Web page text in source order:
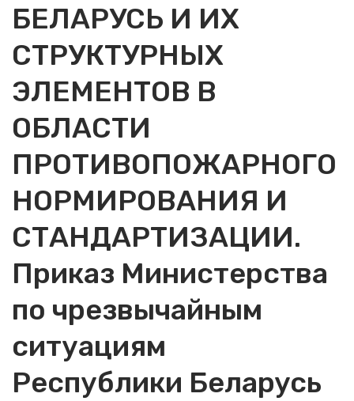
БЕЛАРУСЬ И ИХ
СТРУКТУРНЫХ
ЭЛЕМЕНТОВ В
ОБЛАСТИ
ПРОТИВОПОЖАРНОГО
НОРМИРОВАНИЯ И
СТАНДАРТИЗАЦИИ.
Приказ Министерства
по чрезвычайным
ситуациям
Республики Беларусь